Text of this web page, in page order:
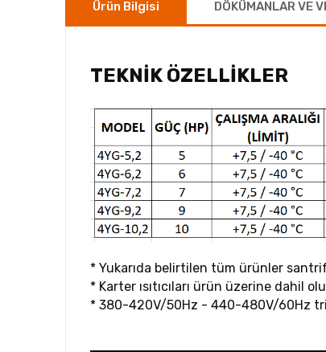
Ürün Bilgisi DÖKÜMANLAR VE
TEKNİK ÖZELLİKLER
* Yukarıda belirtilen tüm ürünler
* Karter ısıtıcıları ürün üzerine dahil
* 380-420V/50Hz - 440-480V/60Hz